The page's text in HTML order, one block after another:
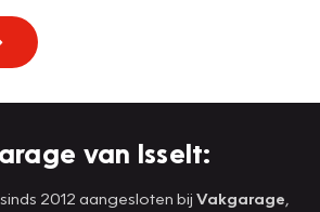
van Isselt:
2012 aangesloten bij Vakgarage